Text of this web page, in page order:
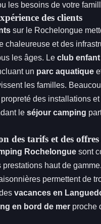
les besoins de votre
des clients
sur le Rochelongue
chaleureuse et des
les âges. Le club enfant
un parc aquatique
les familles.
des installations
le séjour camping
des tarifs et des
Rochelongue sont
prestations haut de
permettent de
vacances en
en bord de mer proche